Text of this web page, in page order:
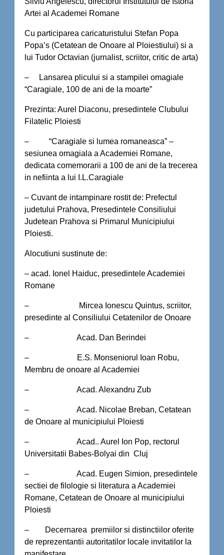
Artei al Academei Romane
Cu participarea caricaturistului Stefan Popa
Popa’s (Cetatean de Onoare al Ploiestiului) si a
lui Tudor Octavian (jurnalist, scriitor, critic de arta)
– Lansarea plicului si a stampilei omagiale
“Caragiale, 100 de ani de la moarte”
Prezinta: Aurel Diaconu, presedintele Clubului
Filatelic Ploiesti
– “Caragiale si lumea romaneasca” –
sesiunea omagiala a Academiei Romane,
dedicata comemorarii a 100 de ani de la trecerea
in nefiinta a lui I.L.Caragiale
– Cuvant de intampinare rostit de: Prefectul
judetului Prahova, Presedintele Consiliului
Judetean Prahova si Primarul Municipiului
Ploiesti.
Alocutiuni sustinute de:
– acad. Ionel Haiduc, presedintele Academiei
Romane
– Mircea Ionescu Quintus, scriitor,
presedinte al Consiliului Cetatenilor de Onoare
– Acad. Dan Berindei
– E.S. Monseniorul Ioan Robu,
Membru de onoare al Academiei
– Acad. Alexandru Zub
– Acad. Nicolae Breban, Cetatean
de Onoare al municipiului Ploiesti
– Acad.. Aurel Ion Pop, rectorul
Universitatii Babes-Bolyai din Cluj
– Acad. Eugen Simion, presedintele
sectiei de filologie si literatura a Academiei
Romane, Cetatean de Onoare al municipiului
Ploiesti
– Decernarea premiilor si distinctiilor oferite
de reprezentantii autoritatilor locale invitatilor la